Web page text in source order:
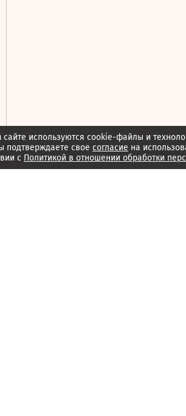
используются cookie-файлы и
подтверждаете свое согласие на
с Политикой в отношении обработки